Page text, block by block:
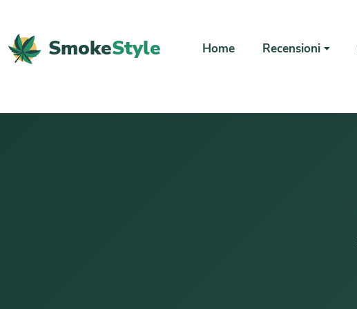
SmokeStyle Home Recensioni